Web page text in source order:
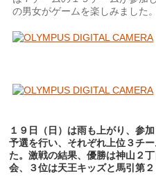
の男女がゲームを楽しみました。
１９日（日）は雨も上がり、参
予選を行い、それぞれ上位３チ
た。激戦の結果、優勝は神山２
会、３位は天王キッズと馬引第２